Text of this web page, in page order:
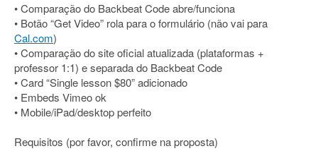
• Comparação do Backbeat Code abre/funciona
• Botão “Get Video” rola para o formulário (não vai para
Cal.com)
• Comparação do site oficial atualizada (plataformas +
professor 1:1) e separada do Backbeat Code
• Card “Single lesson $80” adicionado
• Embeds Vimeo ok
• Mobile/iPad/desktop perfeito
Requisitos (por favor, confirme na proposta)